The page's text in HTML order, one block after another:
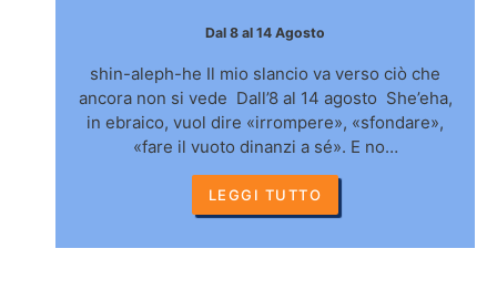
Dal 8 al 14 Agosto
shin-aleph-he Il mio slancio va verso ciò che
ancora non si vede Dall’8 al 14 agosto She’eha,
in ebraico, vuol dire «irrompere», «sfondare»,
«fare il vuoto dinanzi a sé». E no…
LEGGI TUTTO